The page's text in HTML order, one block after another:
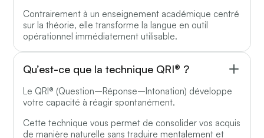
Contrairement à un enseignement académique centré
sur la théorie, elle transforme la langue en outil
opérationnel immédiatement utilisable.
Qu’est-ce que la technique QRI® ?
Le QRI® (Question–Réponse–Intonation) développe
votre capacité à réagir spontanément.
Cette technique vous permet de consolider vos acquis
de manière naturelle sans traduire mentalement et